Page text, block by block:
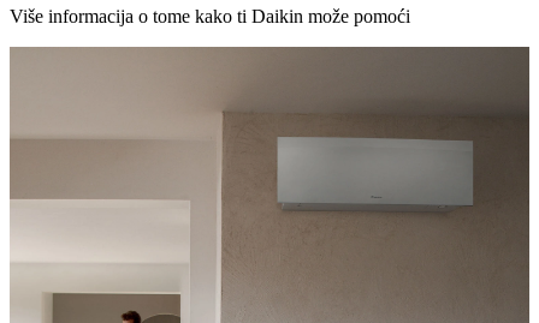
Više informacija o tome kako ti Daikin može pomoći